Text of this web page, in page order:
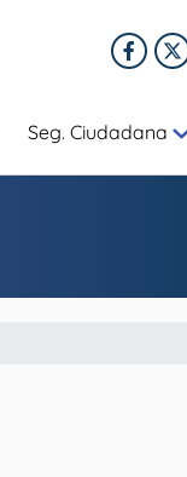
Seg. Ciudadana